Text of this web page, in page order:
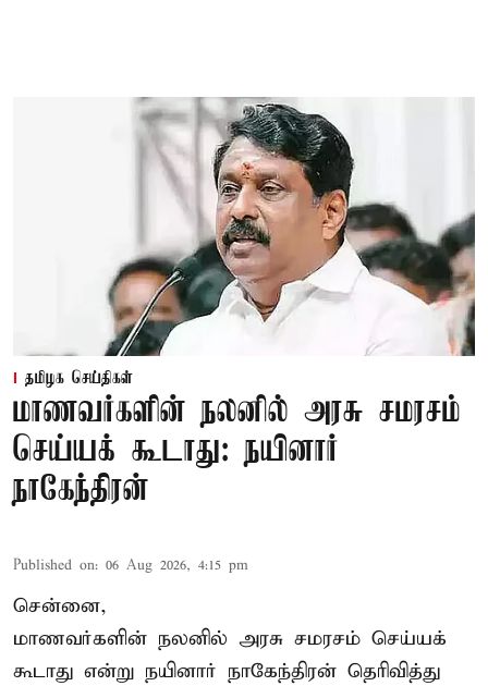
தமிழக செய்திகள்
மாணவர்களின் நலனில் அரசு சமரசம்
செய்யக் கூடாது: நயினார்
நாகேந்திரன்
Published on: 06 Aug 2026, 4:15 pm
சென்னை,
மாணவர்களின் நலனில் அரசு சமரசம் செய்யக்
கூடாது என்று நயினார் நாகேந்திரன் தெரிவித்து